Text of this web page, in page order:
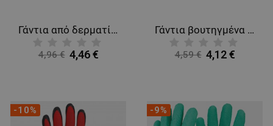
Γάντια από δερματίνη και ύφασμα IORA 2.0
4,96 € 4,46 €
Γάντια βουτηγμένα σε PVC SHOWA 600
4,59 € 4,12 €
-10% -9%